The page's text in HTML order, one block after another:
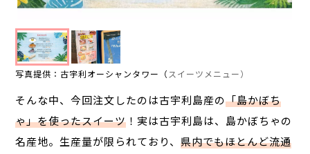
写真提供：古宇利オーシャンタワー（ スイーツメニュー）
そんな中、今回注文したのは古宇利島産の「島かぼち
ゃ」を使ったスイーツ ！ 実は古宇利島は、 島かぼちゃの
名産地。 生産量が限られており、県内でもほとんど流通